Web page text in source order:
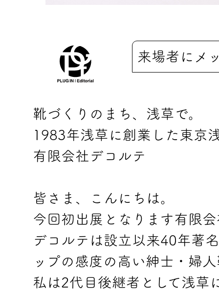
来場者にメ
靴づくりのまち、浅草で。
1983年浅草に創業した東京
有限会社デコルテ
皆さま、こんにちは。
今回初出展となります有限
デコルテは設立以来40年著
ップの感度の高い紳士・婦
私は2代目後継者として浅草